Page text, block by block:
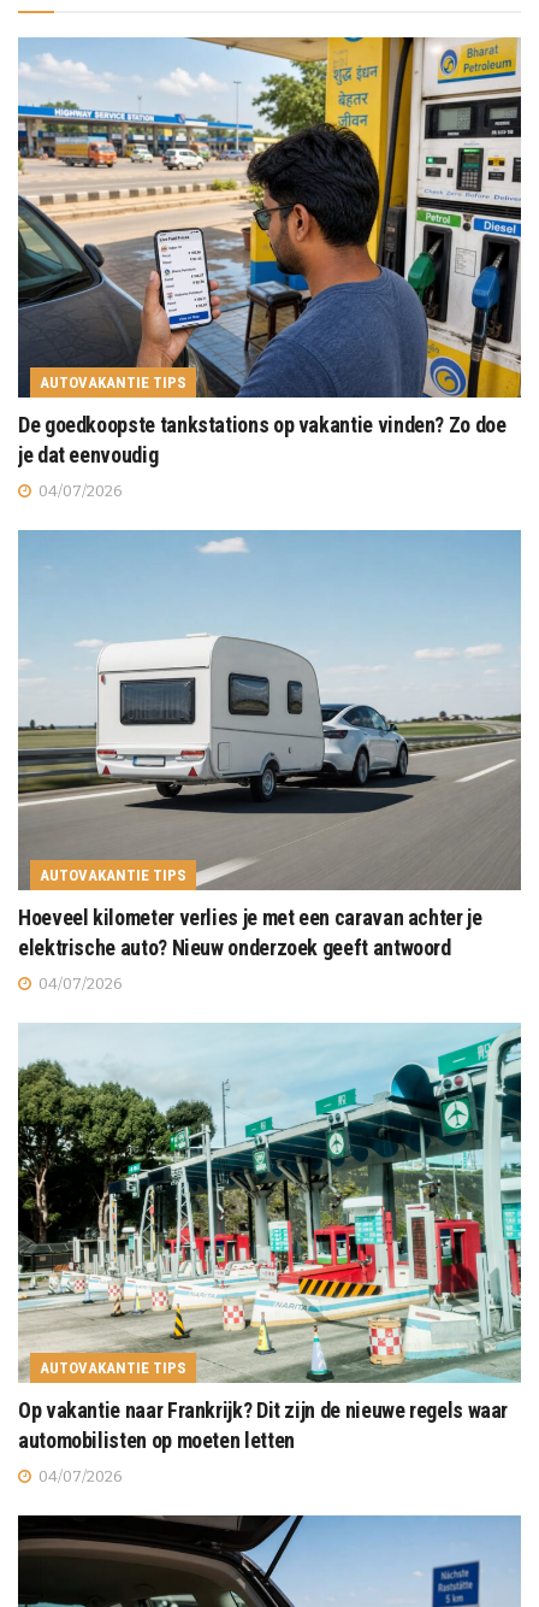
AUTOVAKANTIE TIPS
De goedkoopste tankstations op vakantie vinden? Zo doe
je dat eenvoudig
04/07/2026
AUTOVAKANTIE TIPS
Hoeveel kilometer verlies je met een caravan achter je
elektrische auto? Nieuw onderzoek geeft antwoord
04/07/2026
AUTOVAKANTIE TIPS
Op vakantie naar Frankrijk? Dit zijn de nieuwe regels waar
automobilisten op moeten letten
04/07/2026